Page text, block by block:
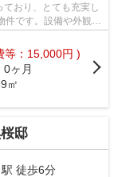
おり、とても充実し
件です。設備や外観が
等：15,000円 )
0ヶ月
㎡
邸
駅 徒歩6分